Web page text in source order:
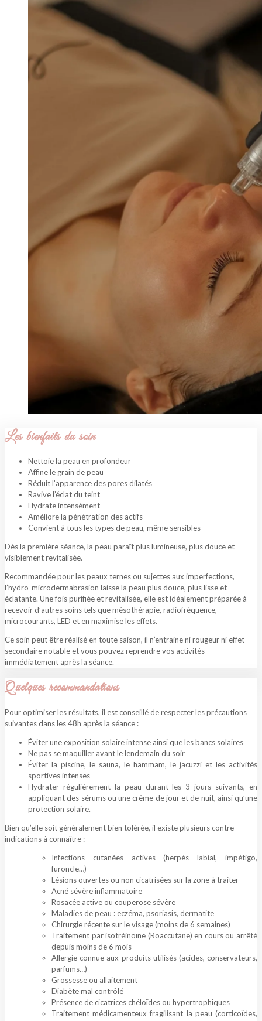
Les bienfaits du soin
Nettoie la peau en profondeur
Affine le grain de peau
Réduit l’apparence des pores dilatés
Ravive l’éclat du teint
Hydrate intensément
Améliore la pénétration des actifs
Convient à tous les types de peau, même sensibles
Dès la première séance, la peau paraît plus lumineuse, plus douce et
visiblement revitalisée.
Recommandée pour les peaux ternes ou sujettes aux imperfections,
l’hydro-microdermabrasion laisse la peau plus douce, plus lisse et
éclatante. Une fois purifiée et revitalisée, elle est idéalement préparée à
recevoir d’autres soins tels que mésothérapie, radiofréquence,
microcourants, LED et en maximise les effets.
Ce soin peut être réalisé en toute saison, il n’entraine ni rougeur ni effet
secondaire notable et vous pouvez reprendre vos activités
immédiatement après la séance.
Quelques recommandations
Pour optimiser les résultats, il est conseillé de respecter les précautions
suivantes dans les 48h après la séance :
Éviter une exposition solaire intense ainsi que les bancs solaires
Ne pas se maquiller avant le lendemain du soir
Éviter la piscine, le sauna, le hammam, le jacuzzi et les activités
sportives intenses
Hydrater régulièrement la peau durant les 3 jours suivants, en
appliquant des sérums ou une crème de jour et de nuit, ainsi qu’une
protection solaire.
Bien qu’elle soit généralement bien tolérée, il existe plusieurs contre-
indications à connaître :
Infections cutanées actives (herpès labial, impétigo,
furoncle…)
Lésions ouvertes ou non cicatrisées sur la zone à traiter
Acné sévère inflammatoire
Rosacée active ou couperose sévère
Maladies de peau : eczéma, psoriasis, dermatite
Chirurgie récente sur le visage (moins de 6 semaines)
Traitement par isotréinoïne (Roaccutane) en cours ou arrêté
depuis moins de 6 mois
Allergie connue aux produits utilisés (acides, conservateurs,
parfums…)
Grossesse ou allaitement
Diabète mal contrôlé
Présence de cicatrices chéloïdes ou hypertrophiques
Traitement médicamenteux fragilisant la peau (corticoïdes,